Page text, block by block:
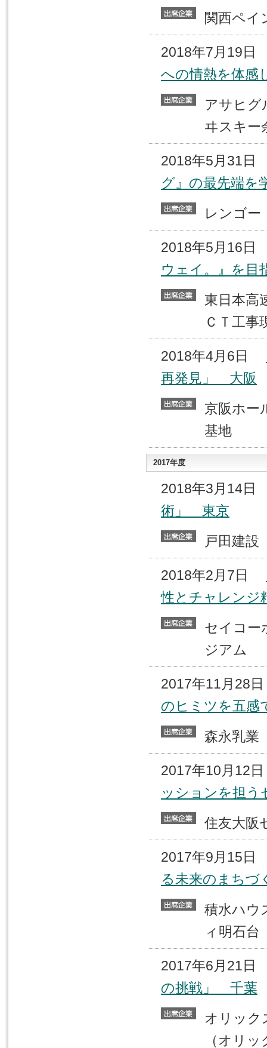
関西ペ
2018年7月19
への情熱を体
アサヒ
ヰスキー
2018年5月31
グ』の最先端
レンゴ
2018年5月16
ウェイ。』を
東日本
ＣＴ工事
2018年4月6日
再発見」 大阪
京阪ホ
基地
2017年度
2018年3月14
術」 東京
戸田建
2018年2月7日
性とチャレン
セイコ
ジアム
2017年11月
のヒミツを五
森永乳
2017年10月
ッションを担
住友大
2017年9月15
る未来のまち
積水ハ
ィ明石台
2017年6月21
の挑戦」 千葉
オリッ
（オリ